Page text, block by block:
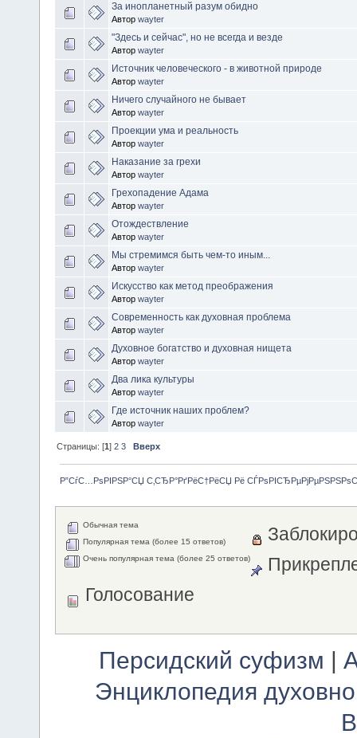
За инопланетный разум обидно
Автор wayter
"Здесь и сейчас", но не всегда и везде
Автор wayter
Источник человеческого - в животной природе
Автор wayter
Ничего случайного не бывает
Автор wayter
Проекции ума и реальность
Автор wayter
Наказание за грехи
Автор wayter
Грехопадение Адама
Автор wayter
Отождествление
Автор wayter
Мы стремимся быть чем-то иным...
Автор wayter
Искусство как метод преображения
Автор wayter
Современность как духовная проблема
Автор wayter
Духовное богатство и духовная нищета
Автор wayter
Два лика культуры
Автор wayter
Где источник наших проблем?
Автор wayter
Страницы: [1]2 3 Вверх
Р”СѓС…РѕРІРЅР°СЏ С‚СЂР°РґРёС†РёСЏ Рё
Обычная тема
Популярная тема (более 15 ответов)
Очень популярная тема (более 25 ответов)
Голосование
Персидский суфизм |
Энциклопедия